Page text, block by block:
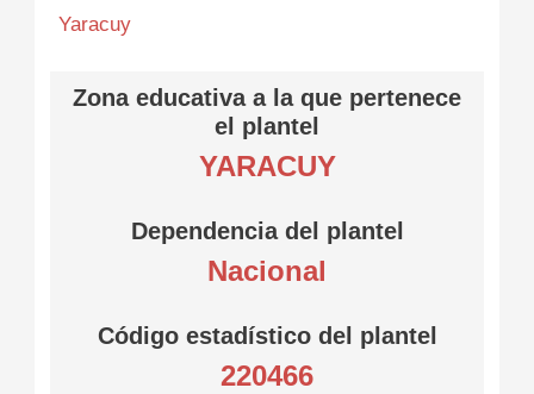
Yaracuy
Zona educativa a la que pertenece
el plantel
YARACUY
Dependencia del plantel
Nacional
Código estadístico del plantel
220466